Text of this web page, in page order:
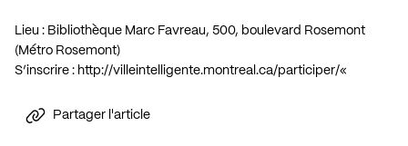
Lieu : Bibliothèque Marc Favreau, 500, boulevard Rosemont
(Métro Rosemont)
S’inscrire : http://villeintelligente.montreal.ca/participer/«
Partager l'article